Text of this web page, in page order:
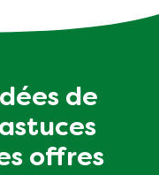
de
offres